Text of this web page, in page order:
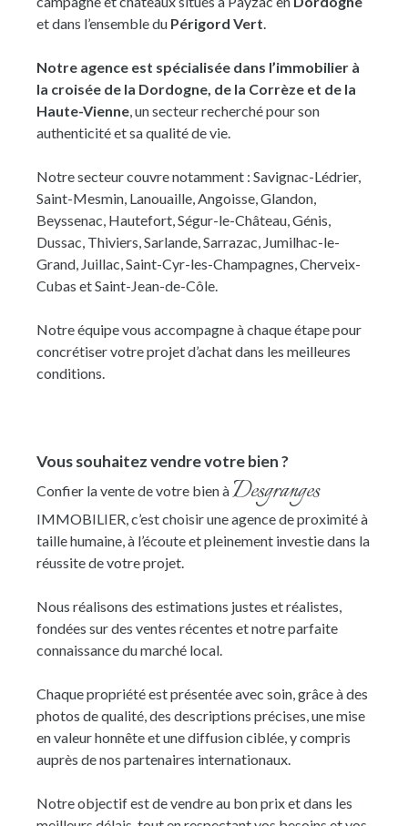
pierre d'environ 36 m², dont la toiture a été
récemment refaite mais nécessitant une rénovation
soit pour une résidence principale ou une maison de
famille, cette propriété offre un bel équilibre entre le
charme de l'ancien, le confort d'une rénovation de
qualité et le potentiel d'évolution de ses dépendances,
Hautefort.
et dans l’ensemble du Périgord Vert.
Notre agence est spécialisée dans l’immobilier à
la croisée de la Dordogne, de la Corrèze et de la
Haute-Vienne, un secteur recherché pour son
authenticité et sa qualité de vie.
Notre secteur couvre notamment : Savignac-Lédrier,
Saint-Mesmin, Lanouaille, Angoisse, Glandon,
Beyssenac, Hautefort, Ségur-le-Château, Génis,
Dussac, Thiviers, Sarlande, Sarrazac, Jumilhac-le-
Grand, Juillac, Saint-Cyr-les-Champagnes, Cherveix-
Cubas et Saint-Jean-de-Côle.
Notre équipe vous accompagne à chaque étape pour
concrétiser votre projet d’achat dans les meilleures
conditions.
Vous souhaitez vendre votre bien ?
Confier la vente de votre bien àDesgranges
IMMOBILIER, c’est choisir une agence de proximité à
taille humaine, à l’écoute et pleinement investie dans la
réussite de votre projet.
Nous réalisons des estimations justes et réalistes,
fondées sur des ventes récentes et notre parfaite
connaissance du marché local.
Chaque propriété est présentée avec soin, grâce à des
photos de qualité, des descriptions précises, une mise
en valeur honnête et une diffusion ciblée, y compris
auprès de nos partenaires internationaux.
Notre objectif est de vendre au bon prix et dans les